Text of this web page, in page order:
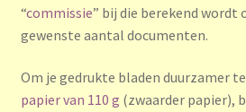
“commissie” bij die berekend wordt
gewenste aantal documenten.
Om je gedrukte bladen duurzamer
papier van 110 g (zwaarder papier),